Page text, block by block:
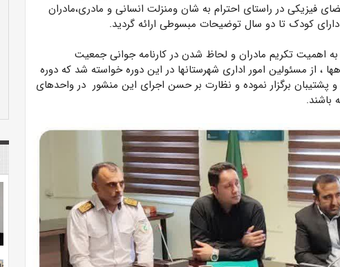
فیزیکی در راستای احترام به شان ومنزلت انسانی و مادری،مادران
دارای کودک تا دو سال توضیحات مبسوطی ارائه گردید.
به اهمیت تکریم مادران و لحاظ شدن در کارنامه جوانی جمعیت
، از مسئولین امور اداری شهرستانها در این دوره خواسته شد که دوره
پشتیبان برگزار نموده و نظارت بر حسن اجرای این منشور در واحدهای